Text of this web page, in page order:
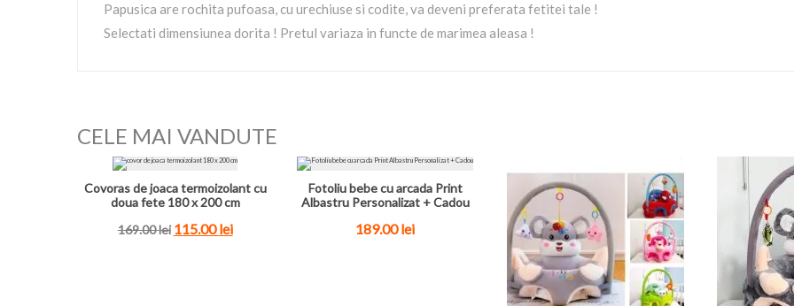
Papusica are rochita pufoasa, cu urechiuse si codite, va deveni preferata fetitei tale !
Selectati dimensiunea dorita ! Pretul variaza in functe de marimea aleasa !
CELE MAI VANDUTE
Covoras de joaca termoizolant cu
doua fete 180 x 200 cm
169.00lei 115.00lei
Fotoliu bebe cu arcada Print
Albastru Personalizat + Cadou
189.00lei